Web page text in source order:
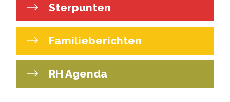
Sterpunten
Familieberichten
RH Agenda